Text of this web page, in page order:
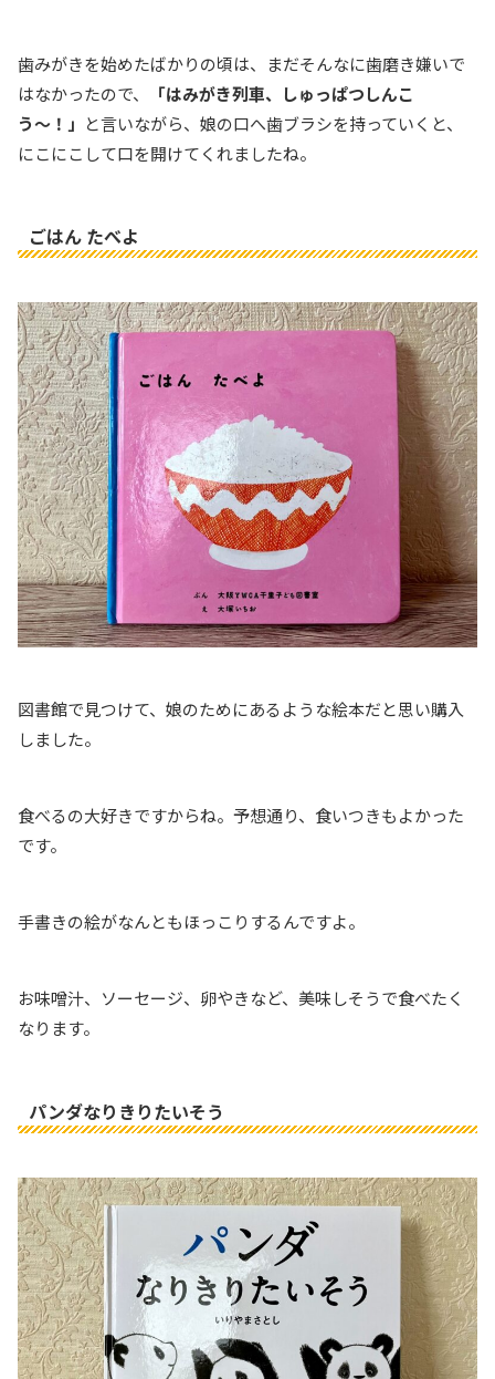
歯みがきを始めたばかりの頃は、まだそんなに歯磨き嫌いで
はなかったので、
「はみがき列車、しゅっぱつしんこ
う〜！」 と言いながら、娘の口へ歯ブラシを持っていくと、
にこにこして口を開けてくれましたね。
ごはん たべよ
図書館で見つけて、娘のためにあるような絵本だと思い購入
しました。
食べるの大好きですからね。予想通り、食いつきもよかった
です。
手書きの絵がなんともほっこりするんですよ。
お味噌汁、ソーセージ、卵やきなど、美味しそうで食べたく
なります。
パンダなりきりたいそう